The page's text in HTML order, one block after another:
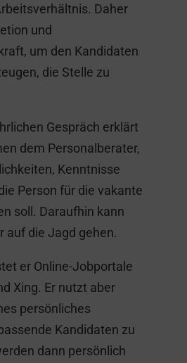
Daher
und
um den Kandidaten
die Stelle zu
Gespräch erklärt
dem Personalberater,
Kenntnisse
Person für die vakante
soll. Daraufhin kann
auf die Jagd gehen.
er Online-Jobportale
Xing. Er nutzt aber
persönliches
Kandidaten zu
dann persönlich